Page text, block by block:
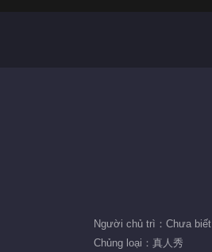
Người chủ trì：Chưa biết
Chủng loại：真人秀